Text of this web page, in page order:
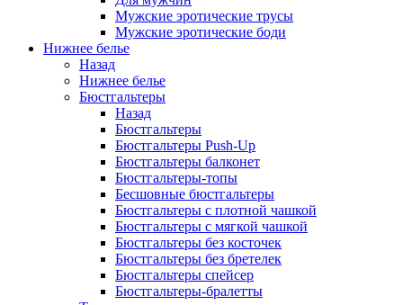
Мужские эротические трусы
Мужские эротические боди
Нижнее белье
Назад
Нижнее белье
Бюстгальтеры
Назад
Бюстгальтеры
Бюстгальтеры Push-Up
Бюстгальтеры балконет
Бюстгальтеры-топы
Бесшовные бюстгальтеры
Бюстгальтеры с плотной чашкой
Бюстгальтеры с мягкой чашкой
Бюстгальтеры без косточек
Бюстгальтеры без бретелек
Бюстгальтеры спейсер
Бюстгальтеры-бралетты